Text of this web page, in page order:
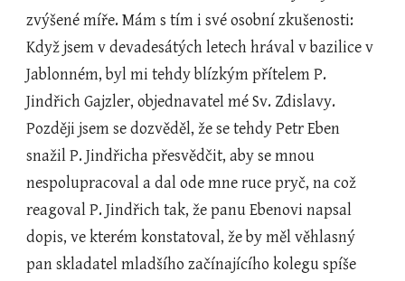
zvýšené míře. Mám s tím i své osobní zkušenosti:
Když jsem v devadesátých letech hrával v bazilice v
Jablonném, byl mi tehdy blízkým přítelem P.
Jindřich Gajzler, objednavatel mé Sv. Zdislavy.
Později jsem se dozvěděl, že se tehdy Petr Eben
snažil P. Jindřicha přesvědčit, aby se mnou
nespolupracoval a dal ode mne ruce pryč, na což
reagoval P. Jindřich tak, že panu Ebenovi napsal
dopis, ve kterém konstatoval, že by měl věhlasný
pan skladatel mladšího začínajícího kolegu spíše